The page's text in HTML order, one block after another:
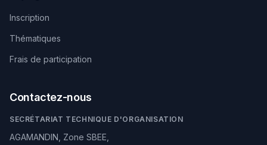
Inscription
Thématiques
Frais de participation
Contactez-nous
SECRÉTARIAT TECHNIQUE D'ORGANISATION
AGAMANDIN, Zone SBEE,